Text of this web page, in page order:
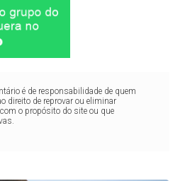
é de responsabilidade de quem
direito de reprovar ou eliminar
o propósito do site ou que